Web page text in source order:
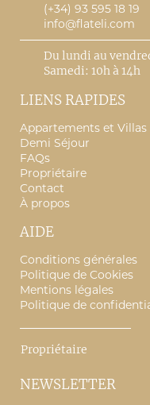
(+34) 93 595 18 19
info@flateli.com
Du lundi au
Samedi: 10h à 14h
LIENS RAPIDES
Appartements et Villas
Demi Séjour
FAQs
Propriétaire
Contact
À propos
AIDE
Conditions générales
Politique de Cookies
Mentions légales
Politique de
Propriétaire
NEWSLETTER